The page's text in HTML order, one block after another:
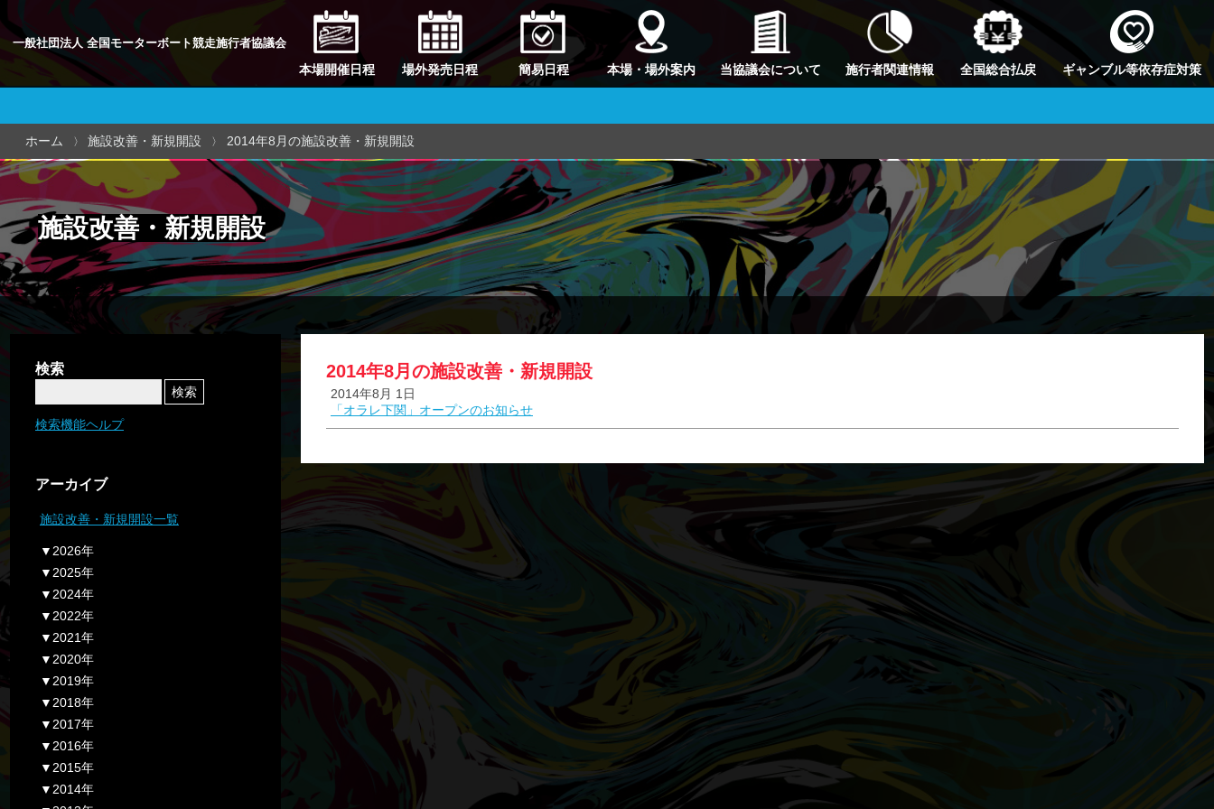
一般社団法人 全国モーターボート競走施行者協議会
本場開催日程 場外発売日程 簡易日程 本場・場外案内 当協議会について 施行者関連情報 全国総合払戻 ギャンブル等依存症対策
施設改善・新規開設
ホーム 施設改善・新規開設 2014年8月の施設改善・新規開設
検索
検索機能ヘルプ
アーカイブ
施設改善・新規開設一覧
▼2026年
▼2025年
▼2024年
▼2022年
▼2021年
▼2020年
▼2019年
▼2018年
▼2017年
▼2016年
▼2015年
▼2014年
2014年8月の施設改善・新規開設
2014年8月 1日
「オラレ下関」オープンのお知らせ